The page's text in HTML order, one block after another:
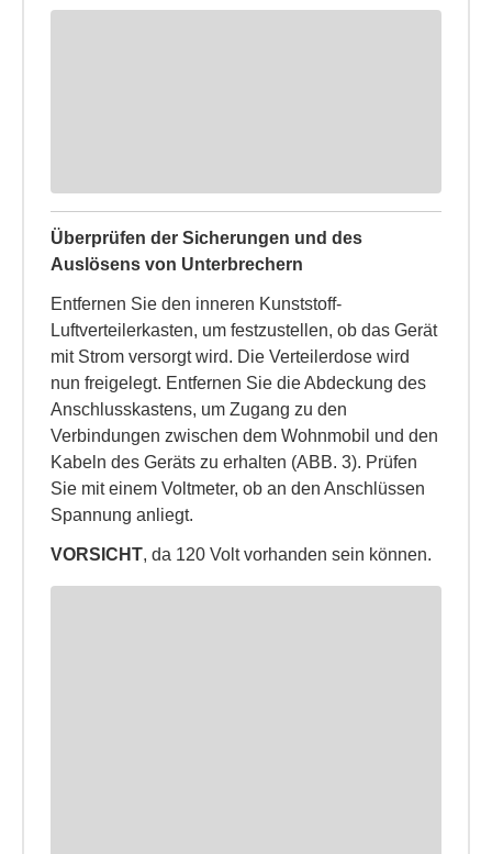
Überprüfen der Sicherungen und des
Auslösens von Unterbrechern
Entfernen Sie den inneren Kunststoff-
Luftverteilerkasten, um festzustellen, ob das Gerät
mit Strom versorgt wird. Die Verteilerdose wird
nun freigelegt. Entfernen Sie die Abdeckung des
Anschlusskastens, um Zugang zu den
Verbindungen zwischen dem Wohnmobil und den
Kabeln des Geräts zu erhalten (ABB. 3). Prüfen
Sie mit einem Voltmeter, ob an den Anschlüssen
Spannung anliegt.
VORSICHT, da 120 Volt vorhanden sein können.